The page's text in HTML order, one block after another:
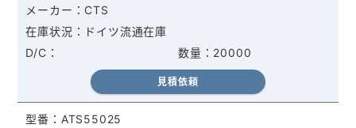
CTS
20000
ドイツ流通在庫
見積依頼
ATS55025